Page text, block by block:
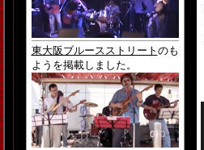
東大阪ブルースストリート のも
ようを掲載しました。